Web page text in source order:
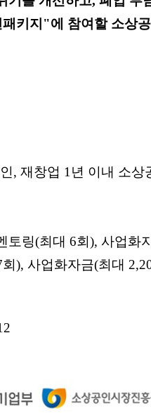
키지"에 참여할 소상
, 재창업 1년 이내 소상
링(최대 6회), 사업화
), 사업화자금(최대